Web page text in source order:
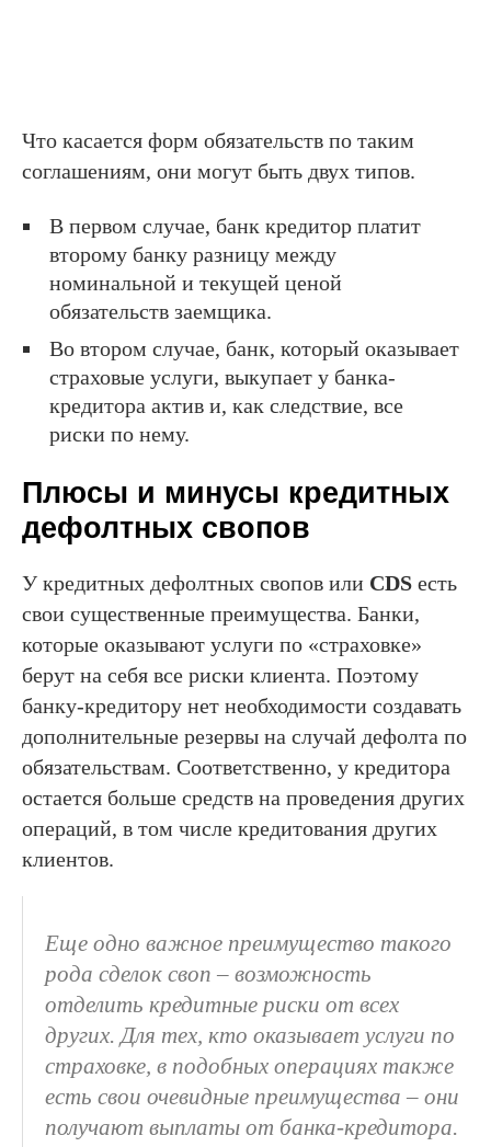
Что касается форм обязательств по таким
соглашениям, они могут быть двух типов.
В первом случае, банк кредитор платит
второму банку разницу между
номинальной и текущей ценой
обязательств заемщика.
Во втором случае, банк, который оказывает
страховые услуги, выкупает у банка-
кредитора актив и, как следствие, все
риски по нему.
Плюсы и минусы кредитных
дефолтных свопов
У кредитных дефолтных свопов или CDS есть
свои существенные преимущества. Банки,
которые оказывают услуги по «страховке»
берут на себя все риски клиента. Поэтому
банку-кредитору нет необходимости создавать
дополнительные резервы на случай дефолта по
обязательствам. Соответственно, у кредитора
остается больше средств на проведения других
операций, в том числе кредитования других
клиентов.
Еще одно важное преимущество такого
рода сделок своп – возможность
отделить кредитные риски от всех
других. Для тех, кто оказывает услуги по
страховке, в подобных операциях также
есть свои очевидные преимущества – они
получают выплаты от банка-кредитора.